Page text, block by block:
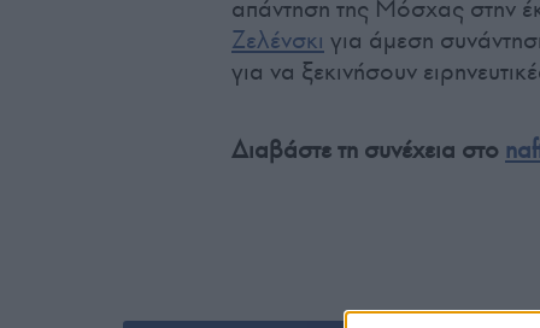
απάντηση της Μόσχας στην
Ζελένσκι για άμεση
για να ξεκινήσουν
Διαβάστε τη συνέχεια στο